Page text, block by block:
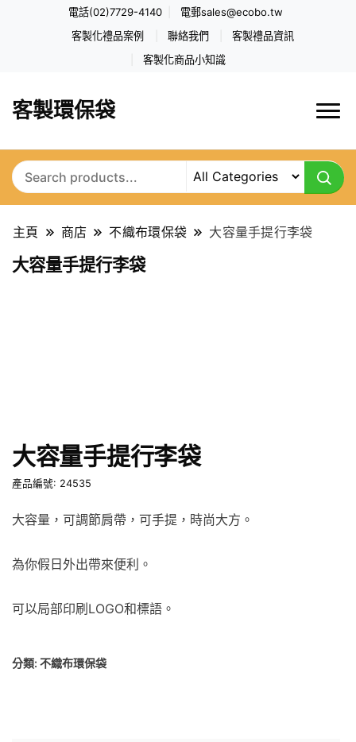
電話(02)7729-4140 電郵sales@ecobo.tw
客製化禮品案例 聯絡我們 客製禮品資訊
客製化商品小知識
客製環保袋
主頁 商店 不織布環保袋 大容量手提行李袋
大容量手提行李袋
大容量手提行李袋
產品編號: 24535
大容量，可調節肩帶，可手提，時尚大方。
為你假日外出帶來便利。
可以局部印刷LOGO和標語。
分類: 不織布環保袋